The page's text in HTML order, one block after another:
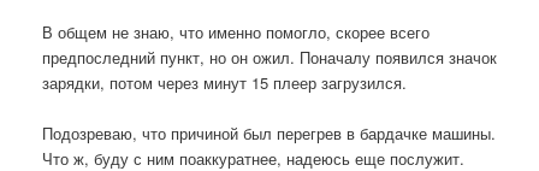
В общем не знаю, что именно помогло, скорее всего
предпоследний пункт, но он ожил. Поначалу появился значок
зарядки, потом через минут 15 плеер загрузился.
Подозреваю, что причиной был перегрев в бардачке машины.
Что ж, буду с ним поаккуратнее, надеюсь еще послужит.